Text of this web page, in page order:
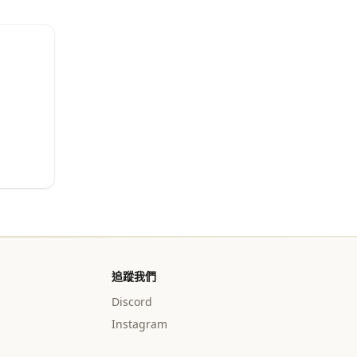
追蹤我們
Discord
Instagram